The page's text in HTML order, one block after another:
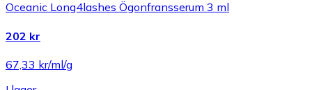
Oceanic Long4lashes Ögonfransserum 3 ml
202 kr
67,33 kr/ml/g